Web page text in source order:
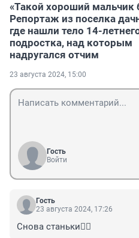
«Такой хороший мальчик
Репортаж из поселка
где нашли тело 14-
подростка, над которым
надругался отчим
23 августа 2024, 15:00
Гость
Войти
Гость
23 августа 2024, 17:26
Снова станьки🤷‍♂️